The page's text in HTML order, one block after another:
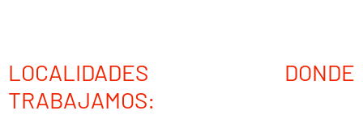
LOCALIDADES DONDE
TRABAJAMOS: